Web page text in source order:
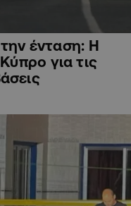
ένταση: Η
για τις